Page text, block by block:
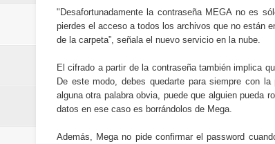
"Desafortunadamente la contraseña MEGA no es
pierdes el acceso a todos los archivos que no están
de la carpeta”, señala el nuevo servicio en la nube
El cifrado a partir de la contraseña también implica
De este modo, debes quedarte para siempre con
alguna otra palabra obvia, puede que alguien pueda
datos en ese caso es borrándolos de Mega.
Además, Mega no pide confirmar el password